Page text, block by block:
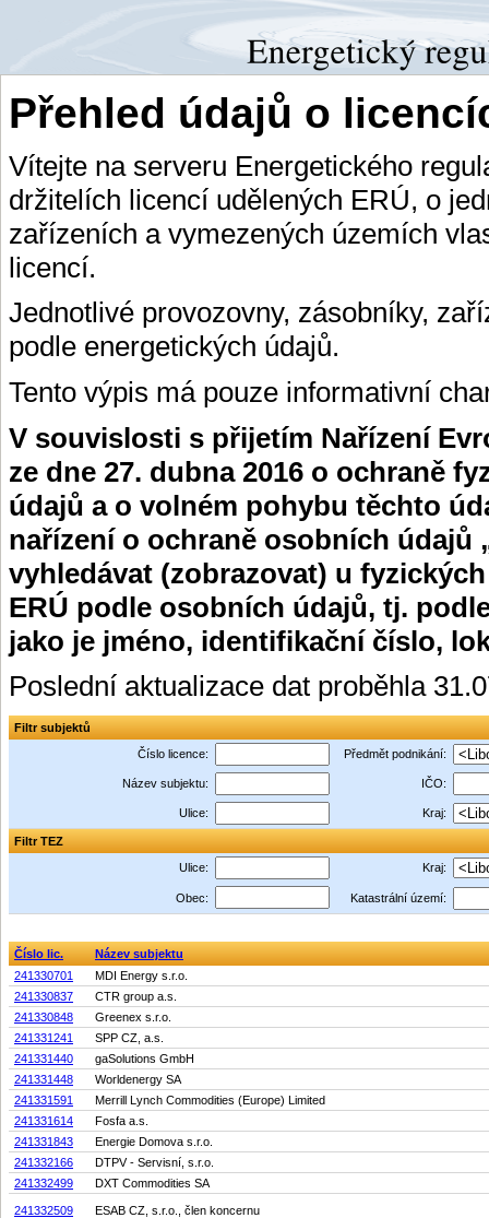
Přehled údajů o
Vítejte na serveru Energetického
držitelích licencí udělených ERÚ, o
zařízeních a vymezených územích
licencí.
Jednotlivé provozovny, zásobníky,
podle energetických údajů.
Tento výpis má pouze informativní
V souvislosti s přijetím Nařízení
ze dne 27. dubna 2016 o ochraně
údajů a o volném pohybu těchto
nařízení o ochraně osobních údajů
vyhledávat (zobrazovat) u
ERÚ podle osobních údajů, tj.
jako je jméno, identifikační číslo,
Poslední aktualizace dat proběhla
Filtr subjektů
Číslo licence:
Předmět podnikání:
Název subjektu: IČO:
Ulice: Kraj:
Filtr TEZ
Ulice:
Kraj:
Obec: Katastrální území:
Číslo lic.
Název subjektu
241330701
MDI Energy s.r.o.
241330837
CTR group a.s.
241330848
Greenex s.r.o.
241331241
SPP CZ, a.s.
241331440
gaSolutions GmbH
241331448
Worldenergy SA
241331591
Merrill Lynch Commodities (Europe) Limited
241331614
Fosfa a.s.
241331843
Energie Domova s.r.o.
241332166
DTPV - Servisní, s.r.o.
241332499
DXT Commodities SA
241332509 ESAB CZ, s.r.o., člen koncernu